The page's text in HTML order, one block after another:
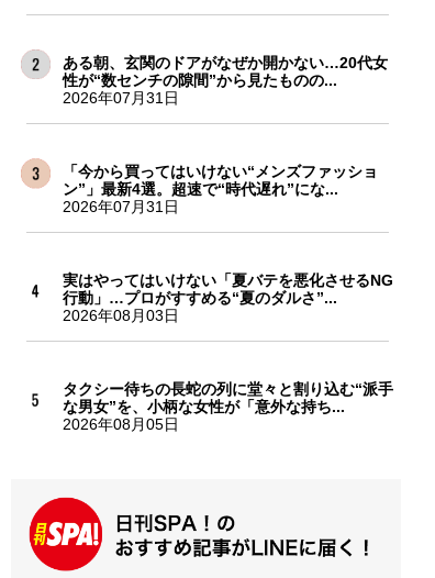
ある朝、玄関のドアがなぜか開かない…20代女
性が“数センチの隙間”から見たものの...
2026年07月31日
「今から買ってはいけない“メンズファッショ
ン”」最新4選。超速で“時代遅れ”にな...
2026年07月31日
実はやってはいけない「夏バテを悪化させるNG
行動」…プロがすすめる“夏のダルさ”...
2026年08月03日
タクシー待ちの長蛇の列に堂々と割り込む“派手
な男女”を、小柄な女性が「意外な持ち...
2026年08月05日